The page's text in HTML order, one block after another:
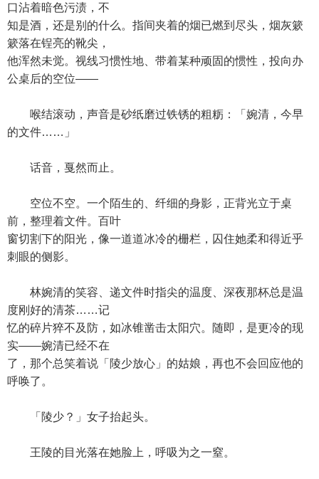
口沾着暗色污渍，不
知是酒，还是别的什么。指间夹着的烟已燃到尽头，烟灰簌
簌落在锃亮的靴尖，
他浑然未觉。视线习惯性地、带着某种顽固的惯性，投向办
公桌后的空位——
喉结滚动，声音是砂纸磨过铁锈的粗粝：「婉清，今早
的文件……」
话音，戛然而止。
空位不空。一个陌生的、纤细的身影，正背光立于桌
前，整理着文件。百叶
窗切割下的阳光，像一道道冰冷的栅栏，囚住她柔和得近乎
刺眼的侧影。
林婉清的笑容、递文件时指尖的温度、深夜那杯总是温
度刚好的清茶……记
忆的碎片猝不及防，如冰锥凿击太阳穴。随即，是更冷的现
实——婉清已经不在
了，那个总笑着说「陵少放心」的姑娘，再也不会回应他的
呼唤了。
「陵少？」女子抬起头。
王陵的目光落在她脸上，呼吸为之一窒。